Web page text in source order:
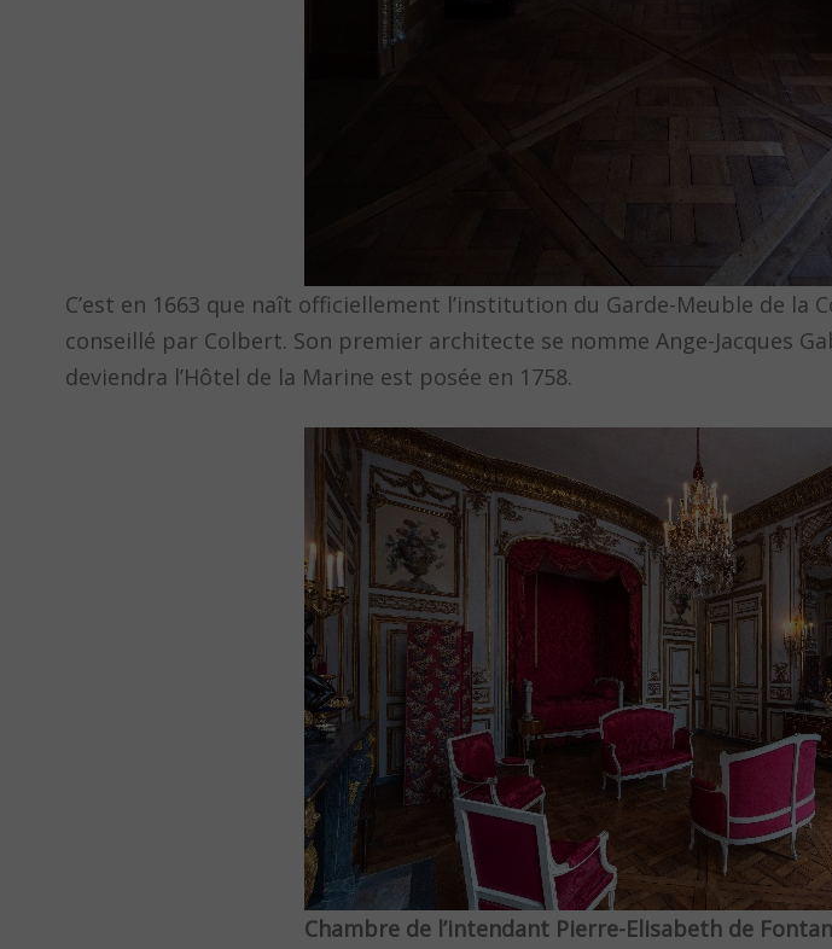
C’est en 1663 que naît officiellement l’institution du Garde-Meuble de la
conseillé par Colbert. Son premier architecte se nomme Ange-Jacques
deviendra l’Hôtel de la Marine est posée en 1758.
Chambre de l’intendant Pierre-Elisabeth de